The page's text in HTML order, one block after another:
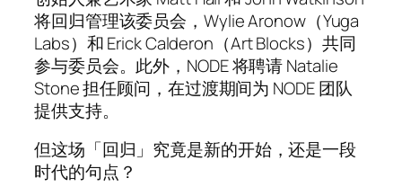
将回归管理该委员会，Wylie Aronow（Yuga
Labs）和 Erick Calderon（Art Blocks）共同
参与委员会。此外，NODE 将聘请 Natalie
Stone 担任顾问，在过渡期间为 NODE 团队
提供支持。
但这场「回归」究竟是新的开始，还是一段
时代的句点？